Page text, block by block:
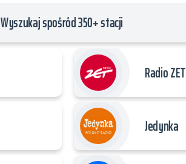
Wyszukaj spośród 350+ stacji
Radio ZET
Jedynka